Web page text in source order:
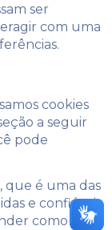
ser
com uma
cookies
a seguir
pode
que é uma das
e confiáveis
como você